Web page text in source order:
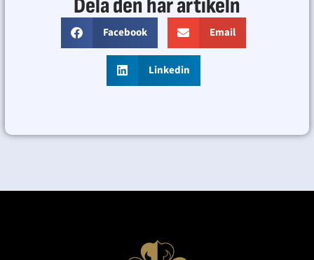
Dela den här artikeln
Facebook Email
Linkedin